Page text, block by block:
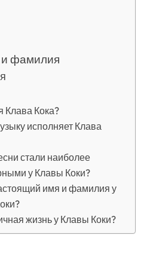
фамилия
Клава Кока?
исполняет Клава
стали наиболее
у Клавы Коки?
имя и фамилия у
жизнь у Клавы Коки?